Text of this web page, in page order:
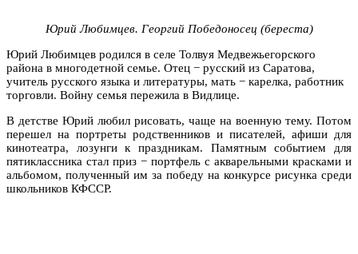
Юрий Любимцев. Георгий Победоносец (береста)
Юрий Любимцев родился в селе Толвуя Медвежьегорского
района в многодетной семье. Отец − русский из Саратова,
учитель русского языка и литературы, мать − карелка, работник
торговли. Войну семья пережила в Видлице.
В детстве Юрий любил рисовать, чаще на военную тему. Потом
перешел на портреты родственников и писателей, афиши для
кинотеатра, лозунги к праздникам. Памятным событием для
пятиклассника стал приз − портфель с акварельными красками и
альбомом, полученный им за победу на конкурсе рисунка среди
школьников КФССР.